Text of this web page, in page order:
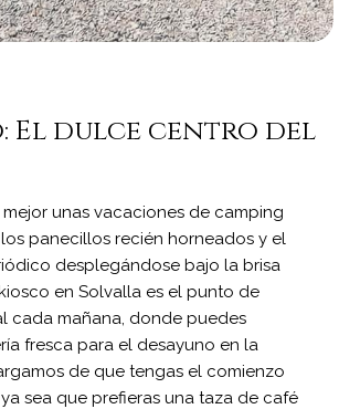
El dulce centro del
unas vacaciones de camping
panecillos recién horneados y el
desplegándose bajo la brisa
en Solvalla es el punto de
cada mañana, donde puedes
fresca para el desayuno en la
de que tengas el comienzo
sea que prefieras una taza de café